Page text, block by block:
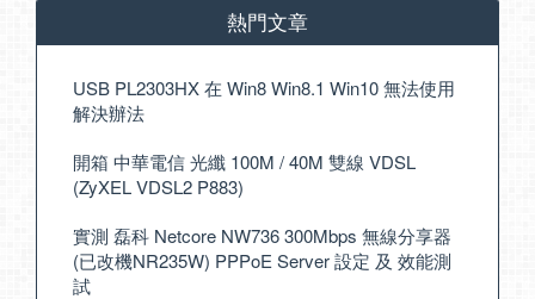
熱門文章
USB PL2303HX 在 Win8 Win8.1 Win10 無法使用
解決辦法
開箱 中華電信 光纖 100M / 40M 雙線 VDSL
(ZyXEL VDSL2 P883)
實測 磊科 Netcore NW736 300Mbps 無線分享器
(已改機NR235W) PPPoE Server 設定 及 效能測
試